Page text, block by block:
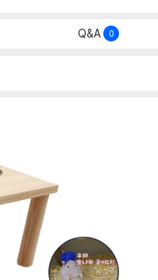
Q&A 0